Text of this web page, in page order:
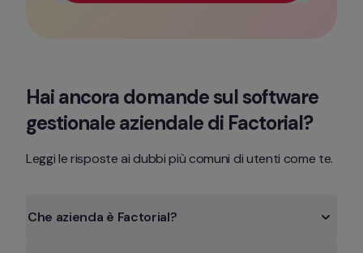
Hai ancora domande sul software
gestionale aziendale di Factorial?
Leggi le risposte ai dubbi più comuni di utenti come te.
Che azienda è Factorial?